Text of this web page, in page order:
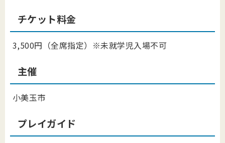
チケット料金
3,500円（全席指定）※未就学児入場不可
主催
小美玉市
プレイガイド